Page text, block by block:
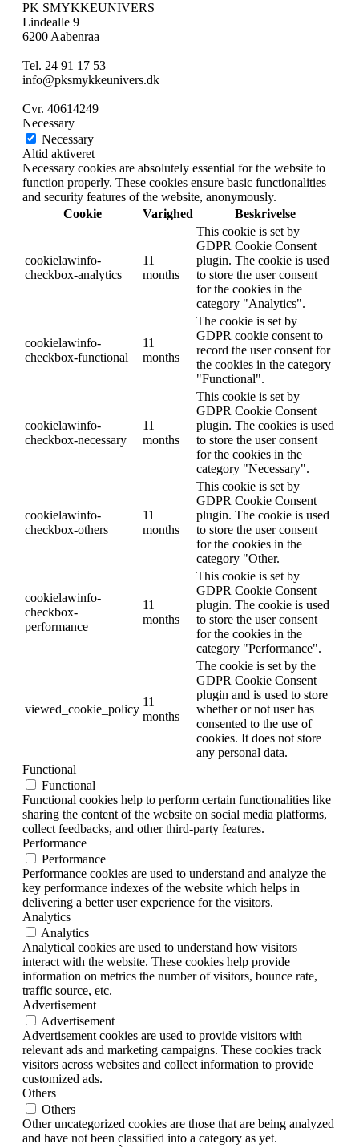
PK SMYKKEUNIVERS
Lindealle 9
6200 Aabenraa
Tel. 24 91 17 53
info@pksmykkeunivers.dk
Cvr. 40614249
Necessary
Necessary
Altid aktiveret
Necessary cookies are absolutely essential for the website to
function properly. These cookies ensure basic functionalities
and security features of the website, anonymously.
Cookie
Varighed Beskrivelse
cookielawinfo-
checkbox-analytics
11
months
This cookie is set by
GDPR Cookie Consent
plugin. The cookie is used
to store the user consent
for the cookies in the
category "Analytics".
cookielawinfo-
checkbox-functional
11
months
The cookie is set by
GDPR cookie consent to
record the user consent for
the cookies in the category
"Functional".
cookielawinfo-
checkbox-necessary
11
months
This cookie is set by
GDPR Cookie Consent
plugin. The cookies is used
to store the user consent
for the cookies in the
category "Necessary".
cookielawinfo-
checkbox-others
11
months
This cookie is set by
GDPR Cookie Consent
plugin. The cookie is used
to store the user consent
for the cookies in the
category "Other.
cookielawinfo-
checkbox-
performance
11
months
This cookie is set by
GDPR Cookie Consent
plugin. The cookie is used
to store the user consent
for the cookies in the
category "Performance".
viewed_cookie_policy
11
months
The cookie is set by the
GDPR Cookie Consent
plugin and is used to store
whether or not user has
consented to the use of
cookies. It does not store
any personal data.
Functional
Functional
Functional cookies help to perform certain functionalities like
sharing the content of the website on social media platforms,
collect feedbacks, and other third-party features.
Performance
Performance
Performance cookies are used to understand and analyze the
key performance indexes of the website which helps in
delivering a better user experience for the visitors.
Analytics
Analytics
Analytical cookies are used to understand how visitors
interact with the website. These cookies help provide
information on metrics the number of visitors, bounce rate,
traffic source, etc.
Advertisement
Advertisement
Advertisement cookies are used to provide visitors with
relevant ads and marketing campaigns. These cookies track
visitors across websites and collect information to provide
customized ads.
Others
Others
Other uncategorized cookies are those that are being analyzed
and have not been classified into a category as yet.